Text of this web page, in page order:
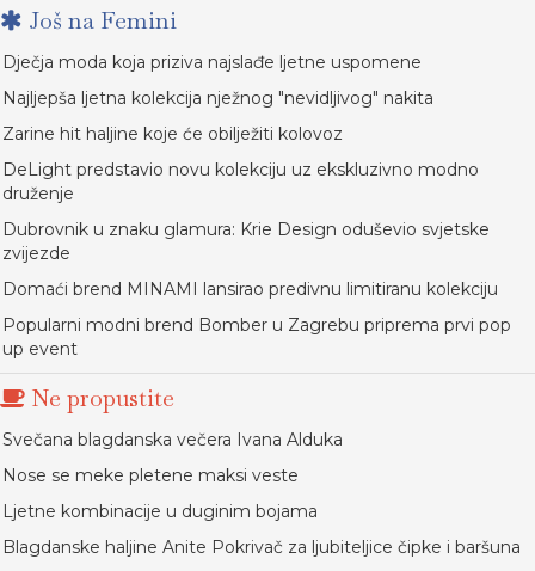
Još na Femini
Dječja moda koja priziva najslađe ljetne uspomene
Najljepša ljetna kolekcija nježnog "nevidljivog" nakita
Zarine hit haljine koje će obilježiti kolovoz
DeLight predstavio novu kolekciju uz ekskluzivno modno
druženje
Dubrovnik u znaku glamura: Krie Design oduševio svjetske
zvijezde
Domaći brend MINAMI lansirao predivnu limitiranu kolekciju
Popularni modni brend Bomber u Zagrebu priprema prvi pop
up event
Ne propustite
Svečana blagdanska večera Ivana Alduka
Nose se meke pletene maksi veste
Ljetne kombinacije u duginim bojama
Blagdanske haljine Anite Pokrivač za ljubiteljice čipke i baršuna